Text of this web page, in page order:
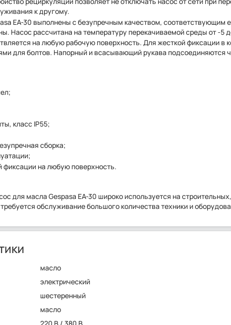
к другому.
EA-30 выполнены с безупречным качеством, соответствующим
Насос рассчитана на температуру перекачиваемой среды от -5
на любую рабочую поверхность. Для жесткой фиксации в
для болтов. Напорный и всасывающий рукава подсоединяются
класс IP55;
сборка;
фиксации на любую поверхность.
для масла Gespasa EA-30 широко используется на
обслуживание большого количества техники и
масло
электрический
шестеренный
масло
220 В / 380 В